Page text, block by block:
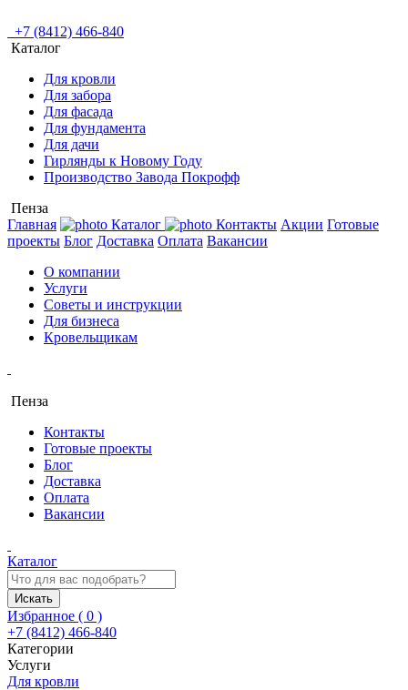
+7 (8412) 466-840
Каталог
Для кровли
Для забора
Для фасада
Для фундамента
Для дачи
Гирлянды к Новому Году
Производство Завода Покрофф
Пенза
Главная
Каталог Контакты Акции Готовые
проекты Блог Доставка Оплата Вакансии
О компании
Услуги
Советы и инструкции
Для бизнеса
Кровельщикам
Пенза
Контакты
Готовые проекты
Блог
Доставка
Оплата
Вакансии
Каталог
Искать
Избранное ( 0 )
+7 (8412) 466-840
Категории
Услуги
Для кровли